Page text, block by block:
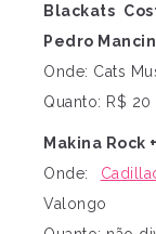
Blackats
Pedro
Onde: Cats
Quanto: R$
Makina Rock
Onde:
Valongo